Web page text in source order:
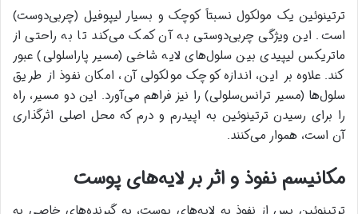
ترتینوئین یک مولکول نسبتاً کوچک و بسیار لیپوفیل (چربی‌دوست)
است. این ویژگی چربی‌دوستی به آن کمک می‌کند تا به راحتی از
ماتریکس لیپیدی بین سلول‌های لایه شاخی (مسیر پاراسلولی) عبور
کند. علاوه بر این، اندازه کوچک مولکولی آن، امکان نفوذ از طریق
سلول‌ها (مسیر ترانس‌سلولی) را نیز فراهم می‌آورد. این دو مسیر، راه
را برای رسیدن ترتینوئین به اپیدرم و درم که محل اصلی اثرگذاری
آن است، هموار می‌کنند.
مکانیسم نفوذ و اثر بر لایه‌های پوست